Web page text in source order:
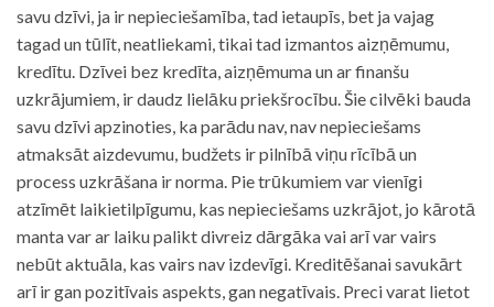
savu dzīvi, ja ir nepieciešamība, tad ietaupīs, bet ja vajag
tagad un tūlīt, neatliekami, tikai tad izmantos aizņēmumu,
kredītu. Dzīvei bez kredīta, aizņēmuma un ar finanšu
uzkrājumiem, ir daudz lielāku priekšrocību. Šie cilvēki bauda
savu dzīvi apzinoties, ka parādu nav, nav nepieciešams
atmaksāt aizdevumu, budžets ir pilnībā viņu rīcībā un
process uzkrāšana ir norma. Pie trūkumiem var vienīgi
atzīmēt laikietilpīgumu, kas nepieciešams uzkrājot, jo kārotā
manta var ar laiku palikt divreiz dārgāka vai arī var vairs
nebūt aktuāla, kas vairs nav izdevīgi. Kreditēšanai savukārt
arī ir gan pozitīvais aspekts, gan negatīvais. Preci varat lietot